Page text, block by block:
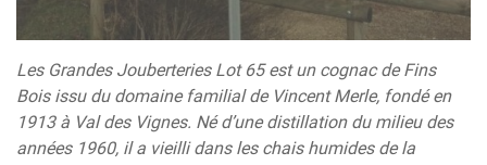
Les Grandes Jouberteries Lot 65 est un cognac de Fins
Bois issu du domaine familial de Vincent Merle, fondé en
1913 à Val des Vignes. Né d’une distillation du milieu des
années 1960, il a vieilli dans les chais humides de la